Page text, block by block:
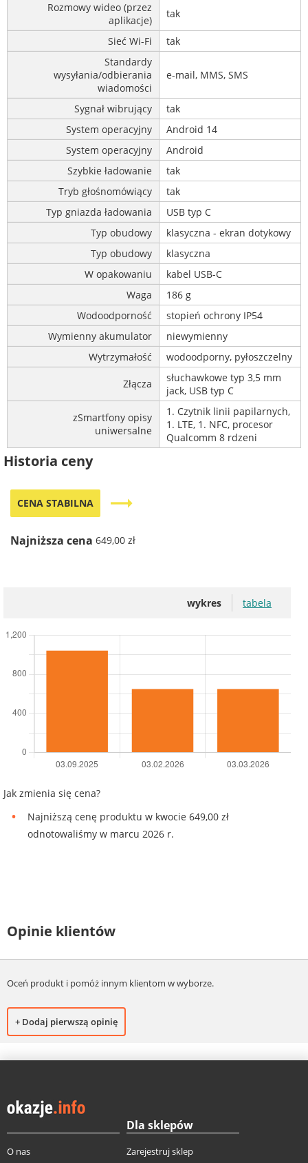
Rozmowy wideo (przez
aplikacje)
tak
Sieć Wi-Fi
tak
Standardy
wysyłania/odbierania
wiadomości
e-mail, MMS, SMS
Sygnał wibrujący
tak
System operacyjny
Android 14
System operacyjny
Android
Szybkie ładowanie
tak
Tryb głośnomówiący
tak
Typ gniazda ładowania
USB typ C
Typ obudowy
klasyczna - ekran dotykowy
Typ obudowy
klasyczna
W opakowaniu
kabel USB-C
Waga
186 g
Wodoodporność
stopień ochrony IP54
Wymienny akumulator
niewymienny
Wytrzymałość
wodoodporny, pyłoszczelny
Złącza
słuchawkowe typ 3,5 mm
jack, USB typ C
zSmartfony opisy
uniwersalne
1. Czytnik linii papilarnych,
1. LTE, 1. NFC, procesor
Qualcomm 8 rdzeni
Historia ceny
CENA STABILNA trending_flat
Najniższa cena 649,00 zł
wykres tabela
Jak zmienia się cena?
Najniższą cenę produktu w kwocie 649,00 zł
odnotowaliśmy w marcu 2026 r.
Opinie klientów
Oceń produkt i pomóż innym klientom w wyborze.
+ Dodaj pierwszą opinię
O nas
Dla sklepów
Zarejestruj sklep